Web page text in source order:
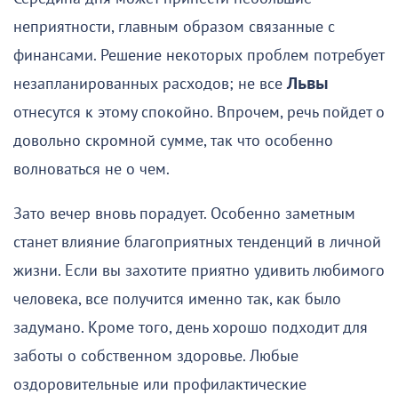
неприятности, главным образом связанные с
финансами. Решение некоторых проблем потребует
незапланированных расходов; не всеЛьвы
отнесутся к этому спокойно. Впрочем, речь пойдет о
довольно скромной сумме, так что особенно
волноваться не о чем.
Зато вечер вновь порадует. Особенно заметным
станет влияние благоприятных тенденций в личной
жизни. Если вы захотите приятно удивить любимого
человека, все получится именно так, как было
задумано. Кроме того, день хорошо подходит для
заботы о собственном здоровье. Любые
оздоровительные или профилактические